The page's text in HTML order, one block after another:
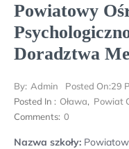
Powiatowy
Doradztwa
By: Admin Posted On:29
Posted In : Oława, Powiat
Comments: 0
Nazwa szkoły: